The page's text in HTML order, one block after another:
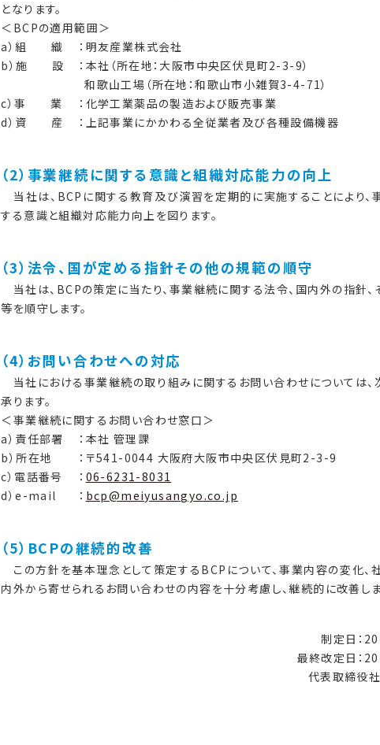
となります。
＜BCPの適用範囲＞
a）組 織
：明友産業株式会社
b）施 設
：本社（所在地：大阪市中央区伏見町2-3-9）
和歌山工場（所在地：和歌山市小雑賀3-4-71）
c）事 業
：化学工業薬品の製造および販売事業
d）資 産
：上記事業にかかわる全従業者及び各種設備機器
（2）事業継続に関する意識と組織対応能力の向上
当社は、BCPに関する教育及び演習を定期的に実施することにより、
する意識と組織対応能力向上を図ります。
（3）法令、国が定める指針その他の規範の順守
当社は、BCPの策定に当たり、事業継続に関する法令、国内外の指針、
等を順守します。
（4）お問い合わせへの対応
当社における事業継続の取り組みに関するお問い合わせについては、
承ります。
＜事業継続に関するお問い合わせ窓口＞
a）責任部署
：本社 管理課
b）所在地
：〒541-0044 大阪府大阪市中央区伏見町2-3-9
c）電話番号
： 06-6231-8031
d）e-mail
： bcp@meiyusangyo.co.jp
（5）BCPの継続的改善
この方針を基本理念として策定するBCPについて、事業内容の変化、
内外から寄せられるお問い合わせの内容を十分考慮し、継続的に改善しま
制定日：
最終改定日：
代表取締役